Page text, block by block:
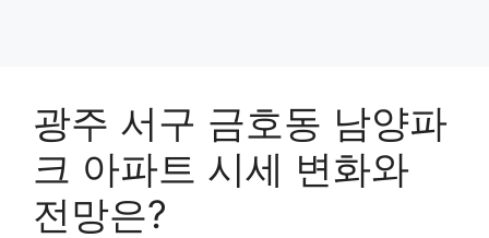
광주 서구 금호동 남양파
크 아파트 시세 변화와
전망은?